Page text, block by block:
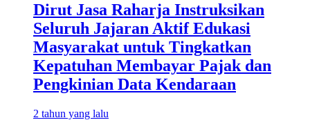
Dirut Jasa Raharja Instruksikan
Seluruh Jajaran Aktif Edukasi
Masyarakat untuk Tingkatkan
Kepatuhan Membayar Pajak dan
Pengkinian Data Kendaraan
2 tahun yang lalu